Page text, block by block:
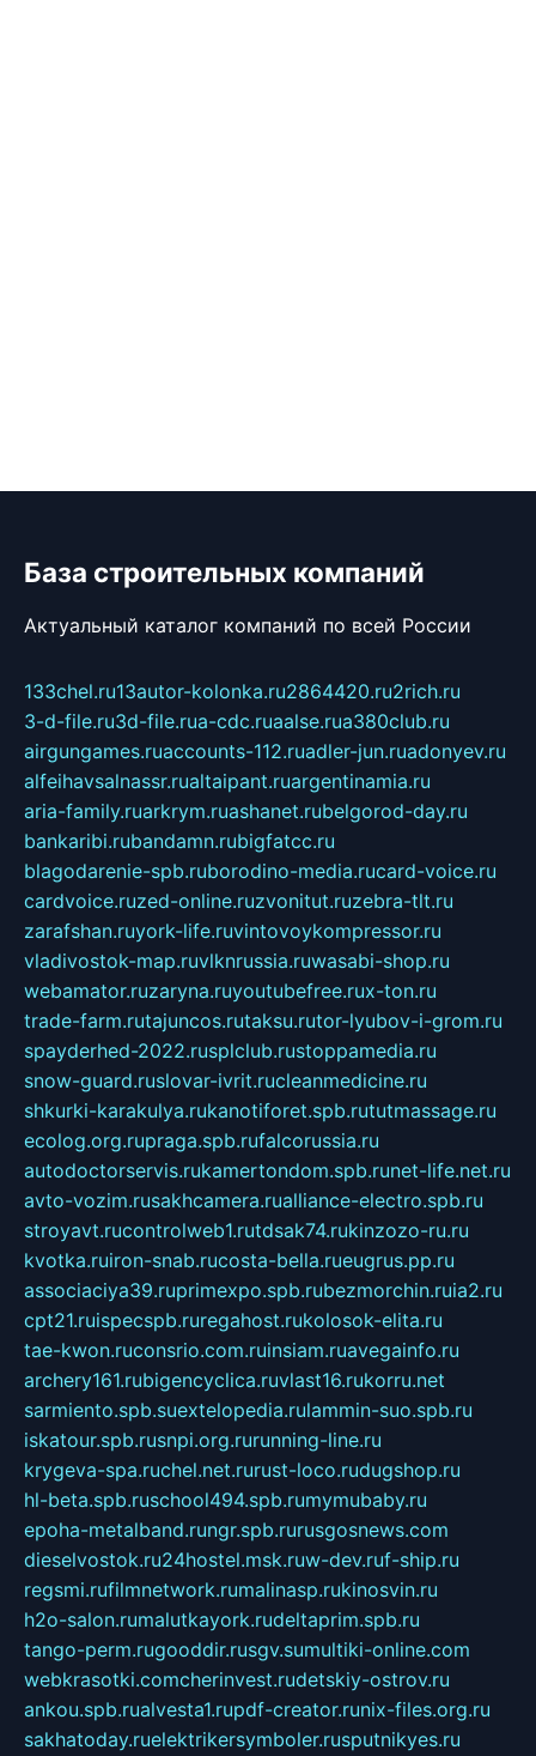
База строительных компаний
Актуальный каталог компаний по всей России
133chel.ru13autor-kolonka.ru2864420.ru2rich.ru
3-d-file.ru3d-file.rua-cdc.ruaalse.rua380club.ru
airgungames.ruaccounts-112.ruadler-jun.ruadonyev.ru
alfeihavsalnassr.rualtaipant.ruargentinamia.ru
aria-family.ruarkrym.ruashanet.rubelgorod-day.ru
bankaribi.rubandamn.rubigfatcc.ru
blagodarenie-spb.ruborodino-media.rucard-voice.ru
cardvoice.ruzed-online.ruzvonitut.ruzebra-tlt.ru
zarafshan.ruyork-life.ruvintovoykompressor.ru
vladivostok-map.ruvlknrussia.ruwasabi-shop.ru
webamator.ruzaryna.ruyoutubefree.rux-ton.ru
trade-farm.rutajuncos.rutaksu.rutor-lyubov-i-grom.ru
spayderhed-2022.rusplclub.rustoppamedia.ru
snow-guard.ruslovar-ivrit.rucleanmedicine.ru
shkurki-karakulya.rukanotiforet.spb.rututmassage.ru
ecolog.org.rupraga.spb.rufalcorussia.ru
autodoctorservis.rukamertondom.spb.runet-life.net.ru
avto-vozim.rusakhcamera.rualliance-electro.spb.ru
stroyavt.rucontrolweb1.rutdsak74.rukinzozo-ru.ru
kvotka.ruiron-snab.rucosta-bella.rueugrus.pp.ru
associaciya39.ruprimexpo.spb.rubezmorchin.ruia2.ru
cpt21.ruispecspb.ruregahost.rukolosok-elita.ru
tae-kwon.ruconsrio.com.ruinsiam.ruavegainfo.ru
archery161.rubigencyclica.ruvlast16.rukorru.net
sarmiento.spb.suextelopedia.rulammin-suo.spb.ru
iskatour.spb.rusnpi.org.rurunning-line.ru
krygeva-spa.ruchel.net.rurust-loco.rudugshop.ru
hl-beta.spb.ruschool494.spb.rumymubaby.ru
epoha-metalband.rungr.spb.rurusgosnews.com
dieselvostok.ru24hostel.msk.ruw-dev.ruf-ship.ru
regsmi.rufilmnetwork.rumalinasp.rukinosvin.ru
h2o-salon.rumalutkayork.rudeltaprim.spb.ru
tango-perm.rugooddir.rusgv.sumultiki-online.com
webkrasotki.comcherinvest.rudetskiy-ostrov.ru
ankou.spb.rualvesta1.rupdf-creator.runix-files.org.ru
sakhatoday.ruelektrikersymboler.rusputnikyes.ru